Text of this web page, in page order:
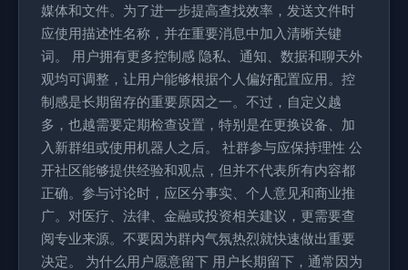
媒体和文件。为了进一步提高查找效率，发送文件时
应使用描述性名称，并在重要消息中加入清晰关键
词。 用户拥有更多控制感 隐私、通知、数据和聊天外
观均可调整，让用户能够根据个人偏好配置应用。控
制感是长期留存的重要原因之一。不过，自定义越
多，也越需要定期检查设置，特别是在更换设备、加
入新群组或使用机器人之后。 社群参与应保持理性 公
开社区能够提供经验和观点，但并不代表所有内容都
正确。参与讨论时，应区分事实、个人意见和商业推
广。对医疗、法律、金融或投资相关建议，更需要查
阅专业来源。不要因为群内气氛热烈就快速做出重要
决定。 为什么用户愿意留下 用户长期留下，通常因为